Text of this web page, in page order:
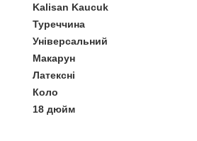
Kalisan Kaucuk
Туреччина
Універсальний
Макарун
Латексні
Коло
18 дюйм